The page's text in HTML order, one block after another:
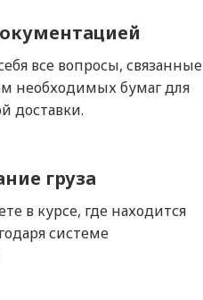
все вопросы, связанные
необходимых бумаг для
доставки.
груза
в курсе, где находится
системе